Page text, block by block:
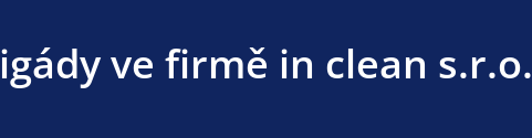
ve firmě in clean s.r.o.